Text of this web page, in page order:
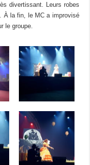
divertissant. Leurs robes
À la fin, le MC a improvisé
le groupe.